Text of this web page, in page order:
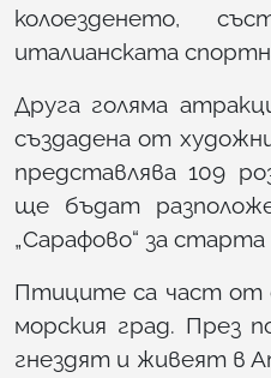
колоезденето,
италианската
Друга голяма
създадена от
представлява 109
ще бъдат
„Сарафово“ за старта
Птиците са част от
морския град. През
гнездят и живеят в